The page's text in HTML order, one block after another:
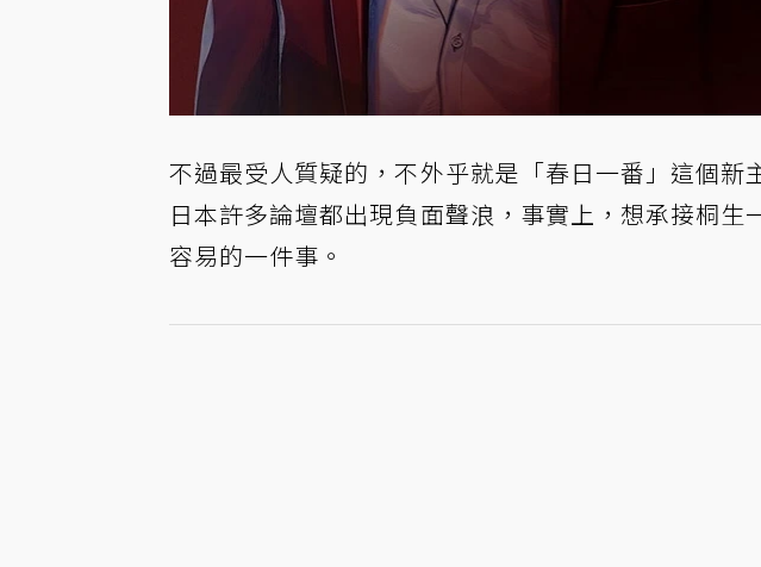
不過最受人質疑的，不外乎就是「春日一番」這個新
日本許多論壇都出現負面聲浪，事實上，想承接桐生
容易的一件事。